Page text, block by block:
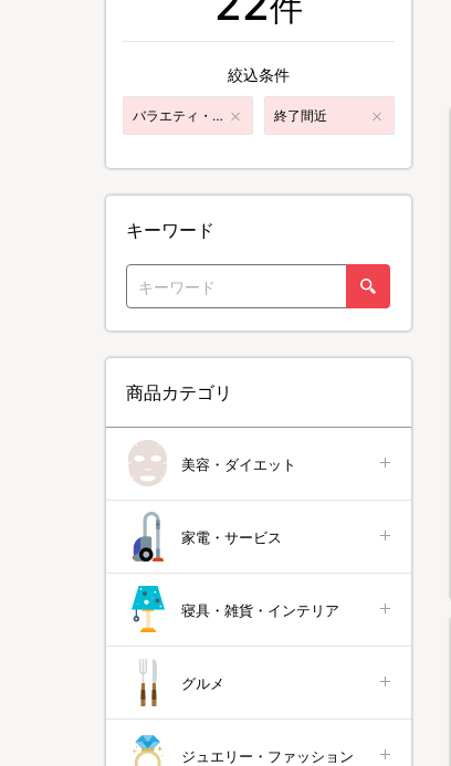
絞込条件
バラエティ・音楽 終了間近
キーワード
商品カテゴリ
美容・ダイエット
家電・サービス
寝具・雑貨・インテリア
グルメ
ジュエリー・ファッション